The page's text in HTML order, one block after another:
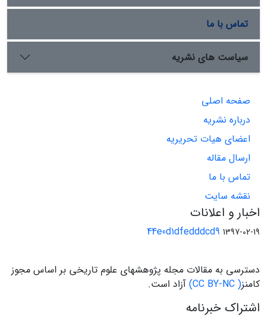
تماس با ما
سیاست های نشریه
صفحه اصلی
درباره نشریه
اعضای هیات تحریریه
ارسال مقاله
تماس با ما
نقشه سایت
اخبار و اعلانات
44e0d1dfedddcd9 1397-02-19
دسترسی به مقالات مجله پژوهشهای علوم تاریخی بر اساس مجوز
کامنز( CC BY-NC) آزاد است.
اشتراک خبرنامه